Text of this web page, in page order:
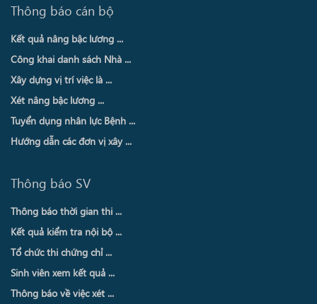
Thông báo cán bộ
Kết quả nâng bậc lương ...
Công khai danh sách Nhà ...
Xây dựng vị trí việc là ...
Xét nâng bậc lương ...
Tuyển dụng nhân lực Bệnh ...
Hướng dẫn các đơn vị xây ...
Thông báo SV
Thông báo thời gian thi ...
Kết quả kiểm tra nội bộ ...
Tổ chức thi chứng chỉ ...
Sinh viên xem kết quả ...
Thông báo về việc xét ...